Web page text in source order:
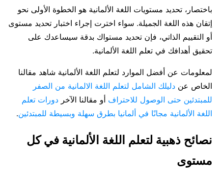
باختصار، تحديد مستويات اللغة الألمانية هو الخطوة الأولى نحو
إتقان هذه اللغة الجميلة. سواء اخترت إجراء اختبار تحديد مستوى
أو التقييم الذاتي، فإن تحديد مستواك بدقة سيساعدك على
تحقيق أهدافك في تعلم اللغة الألمانية.
لمعلومات عن أفضل الموارد لتعلم اللغة الألمانية شاهد مقالنا
الخاص عن دليلك الشامل لتعلم اللغة الالمانية من الصفر
للمبتدئين حتى الوصول للاحتراف أو مقالنا الآخر دورات تعلم
اللغة الألمانية مجانًا في ألمانيا بطرق سهلة وبسيطة للمبتدئين.
نصائح ذهبية لتعلم اللغة الألمانية في كل
مستوى